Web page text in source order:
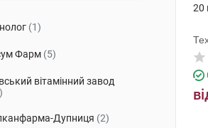
(1)
Фарм (5)
вітамінний завод
Дупниця (2)
20